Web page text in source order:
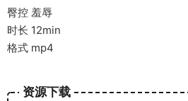
臀控 羞辱
时长 12min
格式 mp4
资源下载